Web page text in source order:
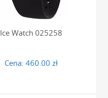
Ice Watch 025258
Cena: 460.00 zł